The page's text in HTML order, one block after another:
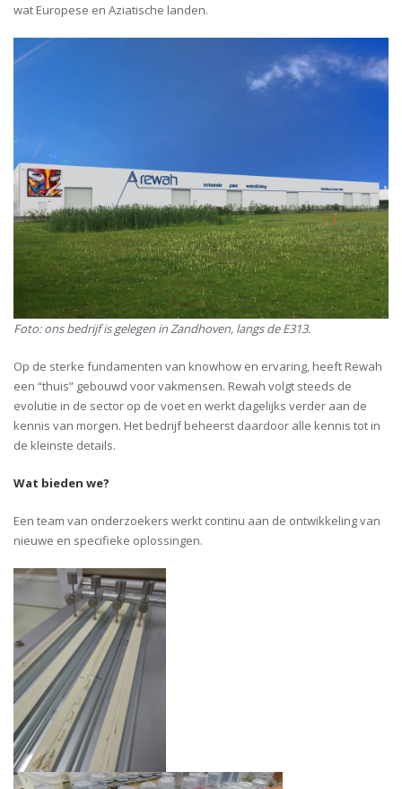
wat Europese en Aziatische landen.
Foto: ons bedrijf is gelegen in Zandhoven, langs de E313.
Op de sterke fundamenten van knowhow en ervaring, heeft Rewah
een “thuis” gebouwd voor vakmensen. Rewah volgt steeds de
evolutie in de sector op de voet en werkt dagelijks verder aan de
kennis van morgen. Het bedrijf beheerst daardoor alle kennis tot in
de kleinste details.
Wat bieden we?
Een team van onderzoekers werkt continu aan de ontwikkeling van
nieuwe en specifieke oplossingen.